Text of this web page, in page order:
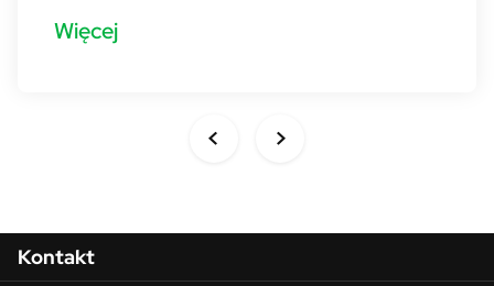
Więcej
Menu w stopce
Kontakt